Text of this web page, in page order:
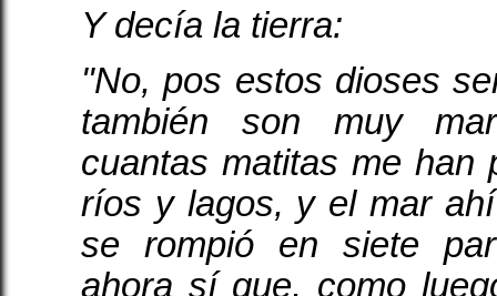
Y decía la tierra:
"No, pos estos dioses
también son muy
cuantas matitas me han
ríos y lagos, y el mar
se rompió en siete
ahora sí que, como